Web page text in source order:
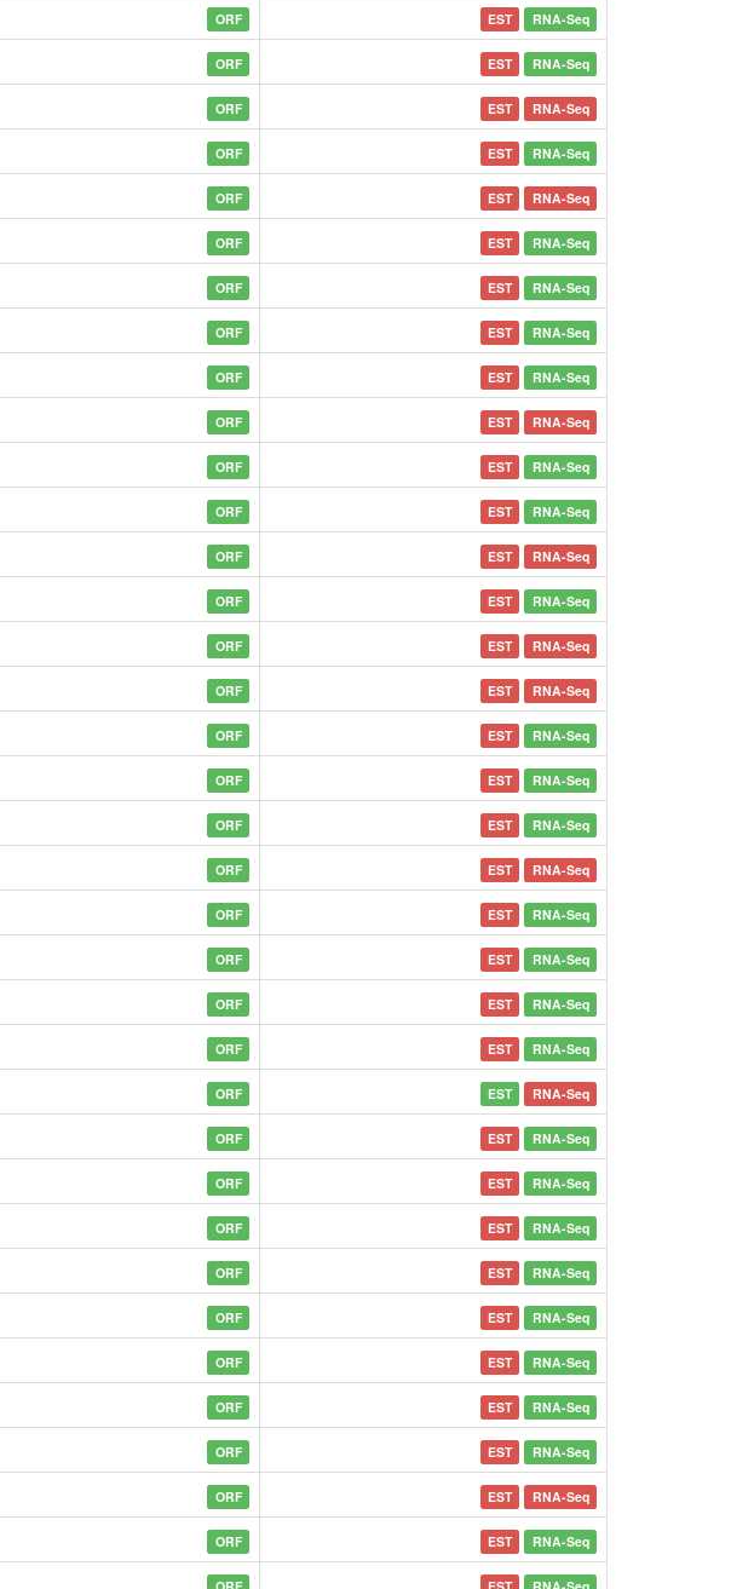
ORF EST RNA-Seq
ORF EST RNA-Seq
ORF EST RNA-Seq
ORF EST RNA-Seq
ORF EST RNA-Seq
ORF EST RNA-Seq
ORF EST RNA-Seq
ORF EST RNA-Seq
ORF EST RNA-Seq
ORF EST RNA-Seq
ORF EST RNA-Seq
ORF EST RNA-Seq
ORF EST RNA-Seq
ORF EST RNA-Seq
ORF EST RNA-Seq
ORF EST RNA-Seq
ORF EST RNA-Seq
ORF EST RNA-Seq
ORF EST RNA-Seq
ORF EST RNA-Seq
ORF EST RNA-Seq
ORF EST RNA-Seq
ORF EST RNA-Seq
ORF EST RNA-Seq
ORF EST RNA-Seq
ORF EST RNA-Seq
ORF EST RNA-Seq
ORF EST RNA-Seq
ORF EST RNA-Seq
ORF EST RNA-Seq
ORF EST RNA-Seq
ORF EST RNA-Seq
ORF EST RNA-Seq
ORF EST RNA-Seq
ORF EST RNA-Seq